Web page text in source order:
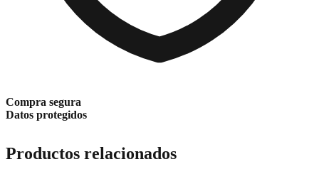
Compra segura
Datos protegidos
Productos relacionados